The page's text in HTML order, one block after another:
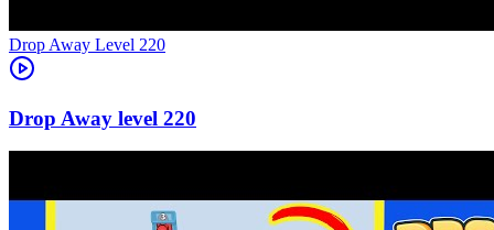
Level 220
220